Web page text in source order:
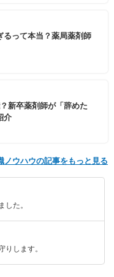
るって本当？薬局薬剤師
新卒薬剤師が「辞めた
介
ノウハウの記事をもっと見る
した。
りします。